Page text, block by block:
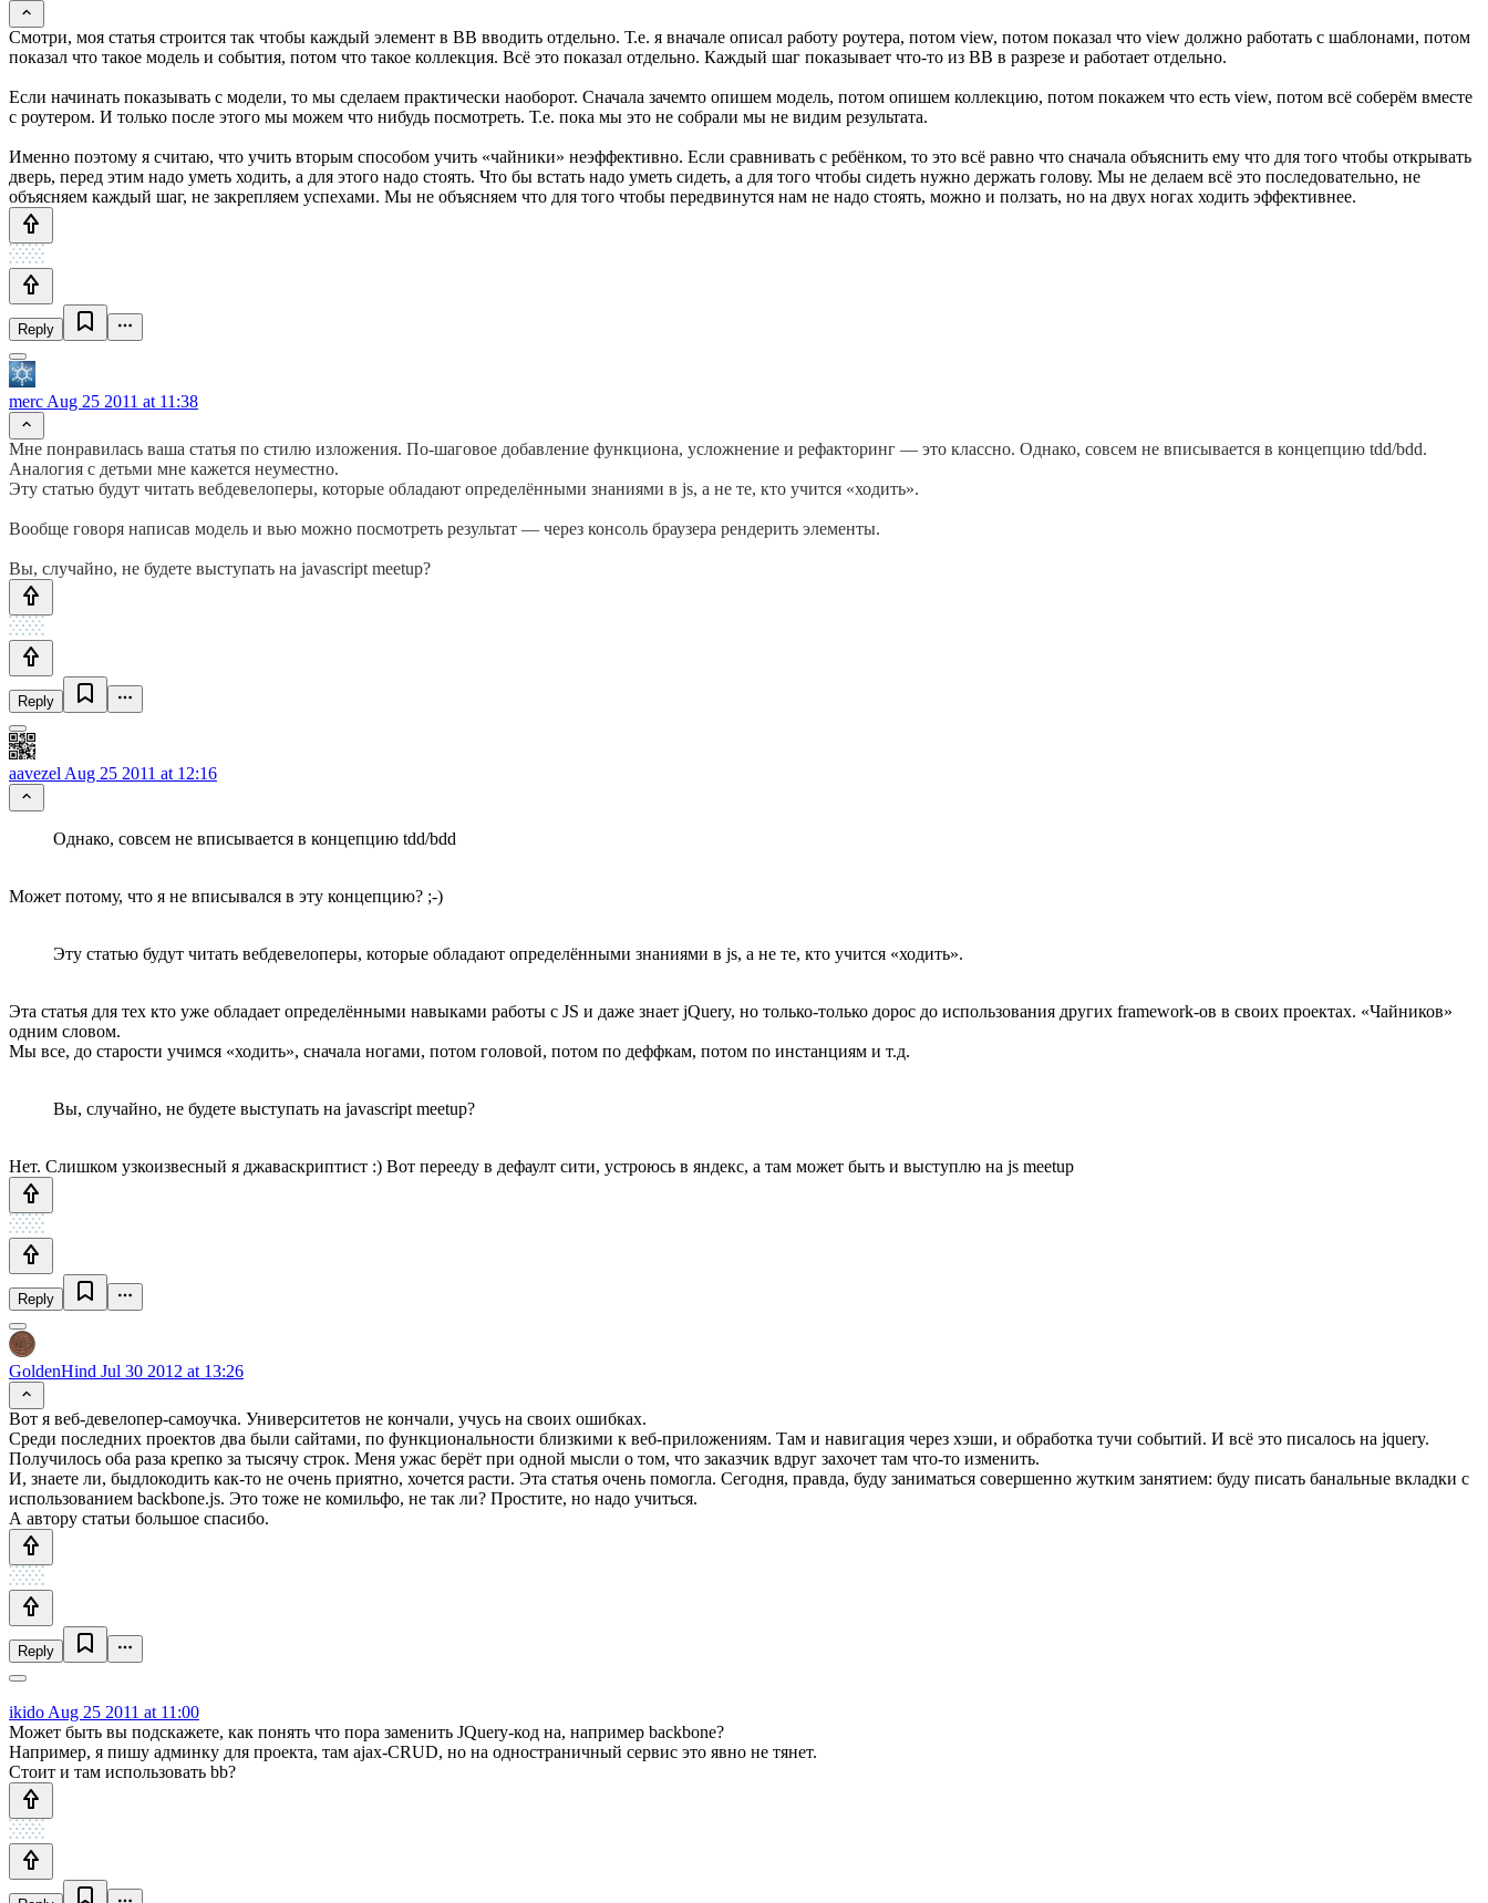
Смотри, моя статья строится так чтобы каждый элемент в BB вводить отдельно. Т.е. я вначале описал работу роутера, потом view, потом показал что view должно работать с шаблонами, потом
показал что такое модель и события, потом что такое коллекция. Всё это показал отдельно. Каждый шаг показывает что-то из BB в разрезе и работает отдельно.
Если начинать показывать с модели, то мы сделаем практически наоборот. Сначала зачемто опишем модель, потом опишем коллекцию, потом покажем что есть view, потом всё соберём вместе
с роутером. И только после этого мы можем что нибудь посмотреть. Т.е. пока мы это не собрали мы не видим результата.
Именно поэтому я считаю, что учить вторым способом учить «чайники» неэффективно. Если сравнивать с ребёнком, то это всё равно что сначала объяснить ему что для того чтобы открывать
дверь, перед этим надо уметь ходить, а для этого надо стоять. Что бы встать надо уметь сидеть, а для того чтобы сидеть нужно держать голову. Мы не делаем всё это последовательно, не
объясняем каждый шаг, не закрепляем успехами. Мы не объясняем что для того чтобы передвинутся нам не надо стоять, можно и ползать, но на двух ногах ходить эффективнее.
Reply
merc Aug 25 2011 at 11:38
Мне понравилась ваша статья по стилю изложения. По-шаговое добавление функциона, усложнение и рефакторинг — это классно. Однако, совсем не вписывается в концепцию tdd/bdd.
Аналогия с детьми мне кажется неуместно.
Эту статью будут читать вебдевелоперы, которые обладают определёнными знаниями в js, а не те, кто учится «ходить».
Вообще говоря написав модель и вью можно посмотреть результат — через консоль браузера рендерить элементы.
Вы, случайно, не будете выступать на javascript meetup?
Reply
aavezel Aug 25 2011 at 12:16
Однако, совсем не вписывается в концепцию tdd/bdd
Может потому, что я не вписывался в эту концепцию? ;-)
Эту статью будут читать вебдевелоперы, которые обладают определёнными знаниями в js, а не те, кто учится «ходить».
Эта статья для тех кто уже обладает определёнными навыками работы с JS и даже знает jQuery, но только-только дорос до использования других framework-ов в своих проектах. «Чайников»
одним словом.
Мы все, до старости учимся «ходить», сначала ногами, потом головой, потом по деффкам, потом по инстанциям и т.д.
Вы, случайно, не будете выступать на javascript meetup?
Нет. Слишком узкоизвесный я джаваскриптист :) Вот перееду в дефаулт сити, устроюсь в яндекс, а там может быть и выступлю на js meetup
Reply
GoldenHind Jul 30 2012 at 13:26
Вот я веб-девелопер-самоучка. Университетов не кончали, учусь на своих ошибках.
Среди последних проектов два были сайтами, по функциональности близкими к веб-приложениям. Там и навигация через хэши, и обработка тучи событий. И всё это писалось на jquery.
Получилось оба раза крепко за тысячу строк. Меня ужас берёт при одной мысли о том, что заказчик вдруг захочет там что-то изменить.
И, знаете ли, быдлокодить как-то не очень приятно, хочется расти. Эта статья очень помогла. Сегодня, правда, буду заниматься совершенно жутким занятием: буду писать банальные вкладки с
использованием backbone.js. Это тоже не комильфо, не так ли? Простите, но надо учиться.
А автору статьи большое спасибо.
Reply
ikido Aug 25 2011 at 11:00
Может быть вы подскажете, как понять что пора заменить JQuery-код на, например backbone?
Например, я пишу админку для проекта, там ajax-CRUD, но на одностраничный сервис это явно не тянет.
Стоит и там использовать bb?